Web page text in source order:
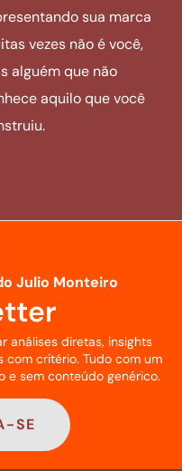
sua marca
vezes não é você,
alguém que não
aquilo que você
Julio Monteiro
análises diretas, insights
critério. Tudo com um
e sem conteúdo genérico.
SE